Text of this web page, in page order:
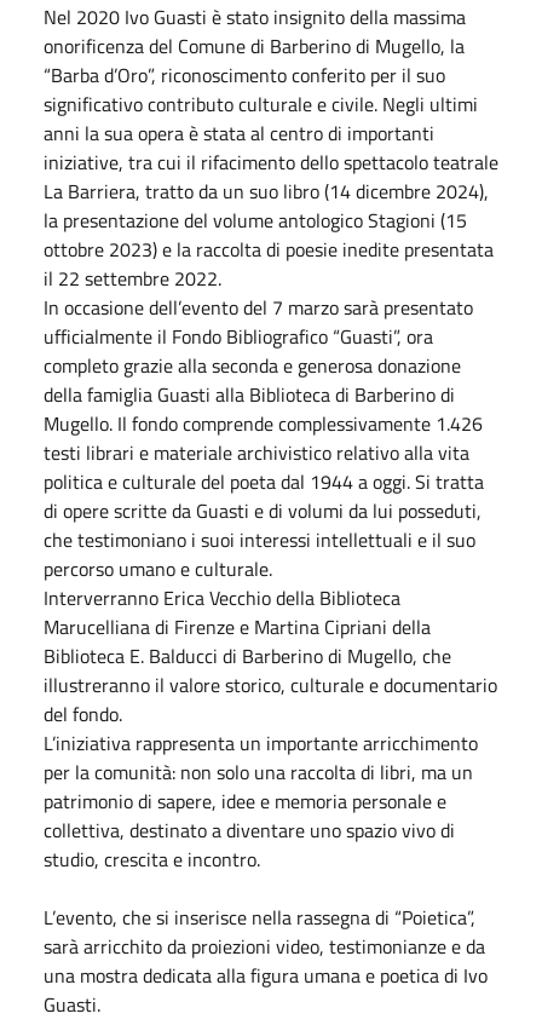
Nel 2020 Ivo Guasti è stato insignito della massima
onorificenza del Comune di Barberino di Mugello, la
“Barba d’Oro”, riconoscimento conferito per il suo
significativo contributo culturale e civile. Negli ultimi
anni la sua opera è stata al centro di importanti
iniziative, tra cui il rifacimento dello spettacolo teatrale
La Barriera, tratto da un suo libro (14 dicembre 2024),
la presentazione del volume antologico Stagioni (15
ottobre 2023) e la raccolta di poesie inedite presentata
il 22 settembre 2022.
In occasione dell’evento del 7 marzo sarà presentato
ufficialmente il Fondo Bibliografico “Guasti”, ora
completo grazie alla seconda e generosa donazione
della famiglia Guasti alla Biblioteca di Barberino di
Mugello. Il fondo comprende complessivamente 1.426
testi librari e materiale archivistico relativo alla vita
politica e culturale del poeta dal 1944 aoggi. Si tratta
di opere scritte da Guasti e di volumi da lui posseduti,
che testimoniano i suoi interessi intellettuali e il suo
percorso umano e culturale.
Interverranno Erica Vecchio della Biblioteca
Marucelliana di Firenze e Martina Cipriani della
Biblioteca E. Balducci di Barberino di Mugello, che
illustreranno il valore storico, culturale e documentario
del fondo.
L’iniziativa rappresenta un importante arricchimento
per la comunità: non solo una raccolta di libri, ma un
patrimonio di sapere, idee e memoria personale e
collettiva, destinato a diventare uno spazio vivo di
studio, crescita e incontro.
L’evento, che si inserisce nella rassegna di “Poietica”,
sarà arricchito da proiezioni video, testimonianze e da
una mostra dedicata alla figura umana e poetica di Ivo
Guasti.